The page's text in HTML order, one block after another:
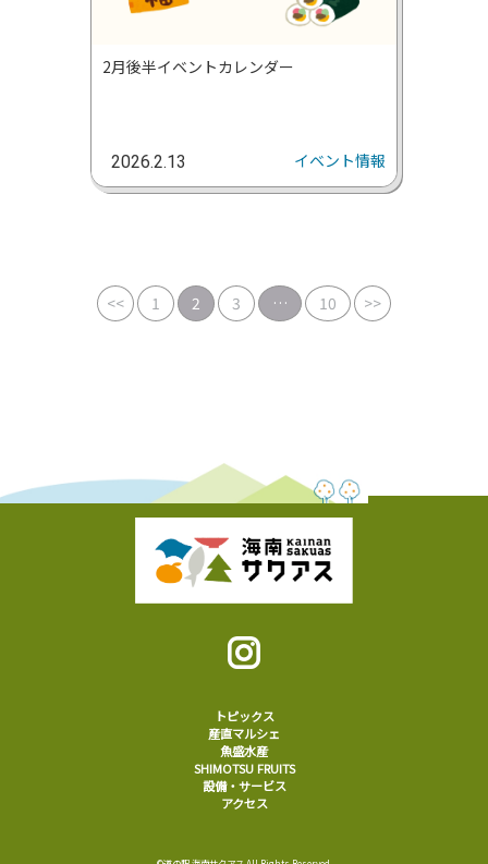
2月後半イベントカレンダー
2026.2.13 イベント情報
<< 1 2 3 … 10 >>
トピックス
産直マルシェ
魚盛水産
SHIMOTSU FRUITS
設備・サービス
アクセス